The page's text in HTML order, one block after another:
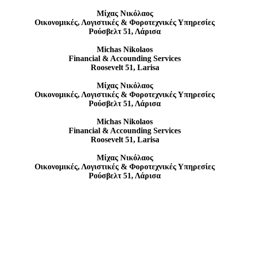
Μίχας Νικόλαος
Οικονομικές, Λογιστικές & Φοροτεχνικές Υπηρεσίες
Ρούσβελτ 51, Λάρισα
Michas Nikolaos
Financial & Accounding Services
Roosevelt 51, Larisa
Μίχας Νικόλαος
Οικονομικές, Λογιστικές & Φοροτεχνικές Υπηρεσίες
Ρούσβελτ 51, Λάρισα
Michas Nikolaos
Financial & Accounding Services
Roosevelt 51, Larisa
Μίχας Νικόλαος
Οικονομικές, Λογιστικές & Φοροτεχνικές Υπηρεσίες
Ρούσβελτ 51, Λάρισα